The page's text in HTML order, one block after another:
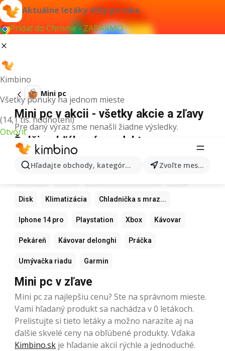
Aktuálne letáky vždy po ruke
Pridať do Chrome - ZADARMO
Kimbino
Všetky ponuky na jednom mieste
(14,1 tis. hodnotení)
Otvoriť
Hľadajte obchody, kategórie, produkty... Zvoľte mesto
Mini pc
Mini pc v akcii - všetky akcie a zľavy
Pre daný výraz sme nenašli žiadne výsledky.
Ďalšie obľúbené produkty
Disk Klimatizácia Chladnička s mraz...
Iphone 14 pro Playstation Xbox Kávovar
Pekáreň Kávovar delonghi Práčka
Umývačka riadu Garmin
Mini pc v zľave
Mini pc za najlepšiu cenu? Ste na správnom mieste.
Vami hľadaný produkt sa nachádza v 0 letákoch.
Prelistujte si tieto letáky a možno narazíte aj na
ďalšie skvelé ceny na obľúbené produkty. Vďaka
Kimbino.sk je hľadanie akcií rýchle a jednoduché.